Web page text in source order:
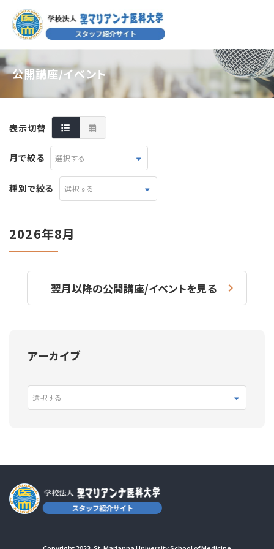
公開講座/イベント
表示切替
月で絞る 選択する
種別で絞る 選択する
2026年8月
翌月以降の公開講座/イベントを見る
アーカイブ
選択する